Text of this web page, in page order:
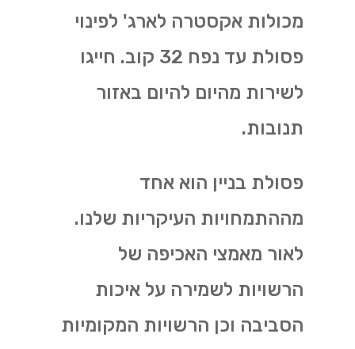
מכולות אקסטרה לארג' לפינוי
פסולת עד נפח 32 קוב. חייגו
לשירות מהיום להיום באזור
תנובות.
פסולת בניין הוא אחד
מההתמחויות העיקריות שלנו.
לאור מאמצי האכיפה של
הרשויות לשמירה על איכות
הסביבה וכן הרשויות המקומיות